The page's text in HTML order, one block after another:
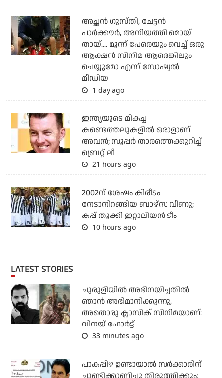
അച്ഛന്‍ ഗുസ്തി, ചേട്ടന്‍
പാര്‍ക്കൗര്‍, അനിയത്തി മൊയ്
തായ്.... മൂന്ന് പേരെയും വെച്ച് ഒരു
ആക്ഷന്‍ സിനിമ ആരെങ്കിലും
ചെയ്യുമോ എന്ന് സോഷ്യല്‍
മീഡിയ
1 day ago
ഇന്ത്യയുടെ മികച്ച
കണ്ടെത്തലുകളില്‍ ഒരാളാണ്
അവന്‍; സൂപ്പര്‍ താരത്തെക്കുറിച്ച്
ബ്രെറ്റ് ലീ
21 hours ago
2002ന് ശേഷം കിരീടം
നേടാനിറങ്ങിയ ബാഴ്സ വീണു;
കപ്പ് തൂക്കി ഇറ്റാലിയൻ ടീം
10 hours ago
LATEST STORIES
ചുരുളിയിൽ അഭിനയിച്ചതിൽ
ഞാൻ അഭിമാനിക്കുന്നു,
അതൊരു ക്ലാസിക് സിനിമയാണ്:
വിനയ് ഫോർട്ട്
33 minutes ago
പാകപ്പിഴ ഉണ്ടായാല്‍ സര്‍ക്കാരിന്